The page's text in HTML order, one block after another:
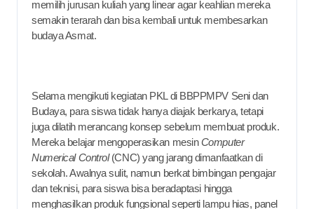
memilih jurusan kuliah yang linear agar keahlian mereka
semakin terarah dan bisa kembali untuk membesarkan
budaya Asmat.
Selama mengikuti kegiatan PKL di BBPPMPV Seni dan
Budaya, para siswa tidak hanya diajak berkarya, tetapi
juga dilatih merancang konsep sebelum membuat produk.
Mereka belajar mengoperasikan mesinComputer
Numerical Control(CNC) yang jarang dimanfaatkan di
sekolah. Awalnya sulit, namun berkat bimbingan pengajar
dan teknisi, para siswa bisa beradaptasi hingga
menghasilkan produk fungsional seperti lampu hias, panel